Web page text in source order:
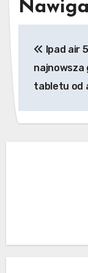
Ipad air
najnowsza
tabletu od